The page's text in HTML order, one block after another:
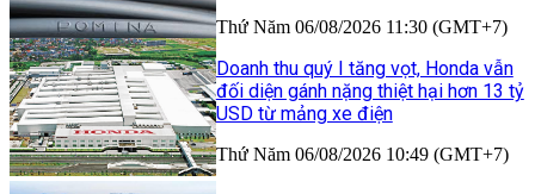
Thứ Năm 06/08/2026 11:30 (GMT+7)
Doanh thu quý I tăng vọt, Honda vẫn
đối diện gánh nặng thiệt hại hơn 13 tỷ
USD từ mảng xe điện
Thứ Năm 06/08/2026 10:49 (GMT+7)